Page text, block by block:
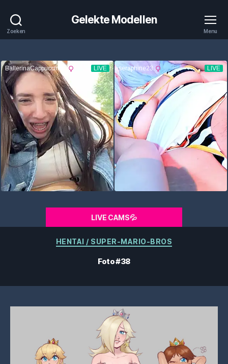
Zoeken
Gelekte Modellen
Menu
LIVE CAMS💦
Categorieën
HENTAI / SUPER-MARIO-BROS
Foto #38